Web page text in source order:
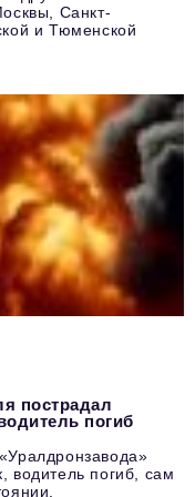
Санкт-
и Тюменской
пострадал
погиб
водитель погиб, сам